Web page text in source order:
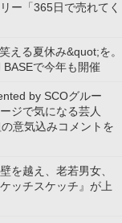
ー「365日で売れてく
える夏休み&quot;を。
で今年も開催
by SCOグルー
ジで気になる芸人
意気込みコメントを
を越え、老若男女、
ッチスケッチ』が上